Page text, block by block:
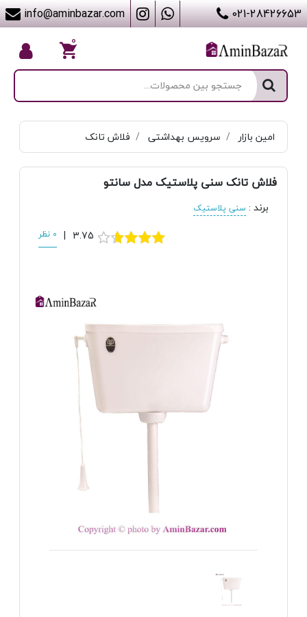
info@aminbazar.com 021-28426653
۰
امین بازار سرویس بهداشتی فلاش تانک
فلاش تانک سنی پلاستیک مدل سانتو
برند : سنی پلاستیک
3.75
| 0 نظر